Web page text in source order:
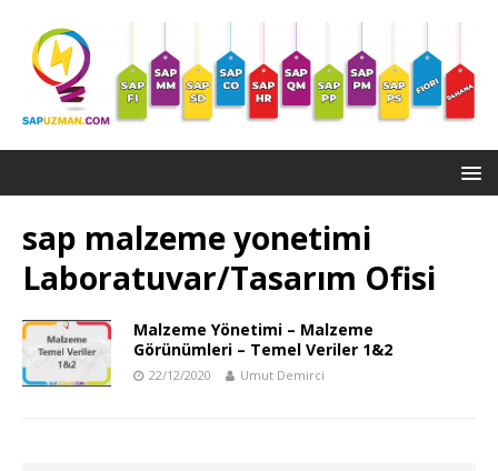
sap malzeme yonetimi
Laboratuvar/Tasarım Ofisi
Malzeme Yönetimi – Malzeme
Görünümleri – Temel Veriler 1&2
22/12/2020 Umut Demirci